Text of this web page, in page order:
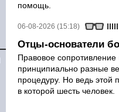
помощь.
06-08-2026 (15:18)
Отцы-основатели
Правовое
принципиально разные
процедуру. Но ведь этой
в которой шесть человек.